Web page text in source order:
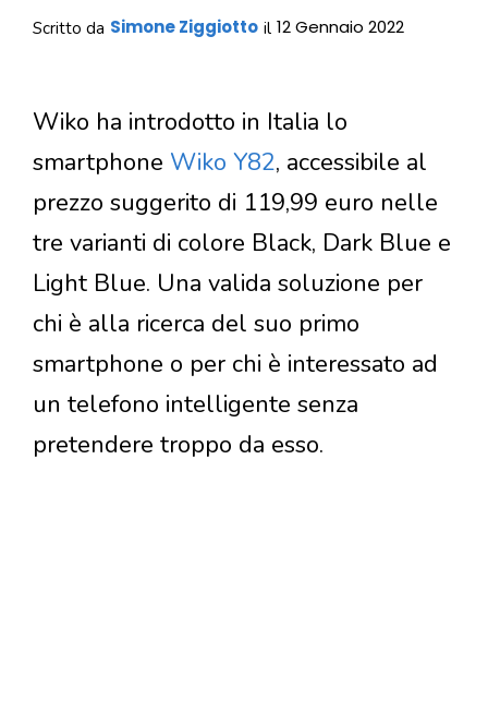
Scritto da Simone Ziggiotto il 12 Gennaio 2022
Wiko ha introdotto in Italia lo
smartphone Wiko Y82, accessibile al
prezzo suggerito di 119,99 euro nelle
tre varianti di colore Black, Dark Blue e
Light Blue. Una valida soluzione per
chi è alla ricerca del suo primo
smartphone o per chi è interessato ad
un telefono intelligente senza
pretendere troppo da esso.